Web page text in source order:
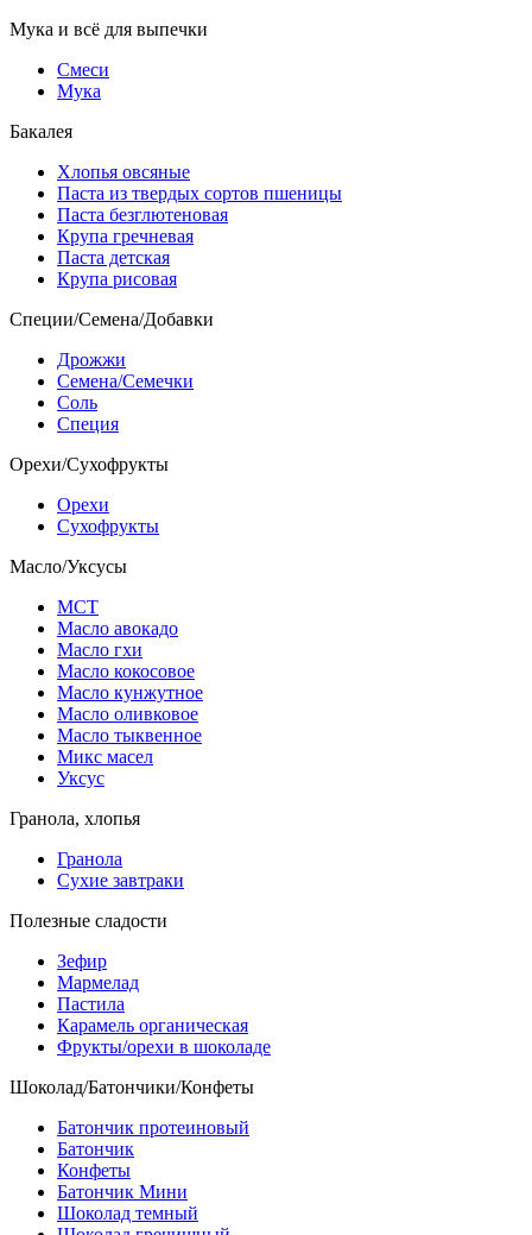
Мука и всё для выпечки
Смеси
Мука
Бакалея
Хлопья овсяные
Паста из твердых сортов пшеницы
Паста безглютеновая
Крупа гречневая
Паста детская
Крупа рисовая
Специи/Семена/Добавки
Дрожжи
Семена/Семечки
Соль
Специя
Орехи/Сухофрукты
Орехи
Сухофрукты
Масло/Уксусы
МСТ
Масло авокадо
Масло гхи
Масло кокосовое
Масло кунжутное
Масло оливковое
Масло тыквенное
Микс масел
Уксус
Гранола, хлопья
Гранола
Сухие завтраки
Полезные сладости
Зефир
Мармелад
Пастила
Карамель органическая
Фрукты/орехи в шоколаде
Шоколад/Батончики/Конфеты
Батончик протеиновый
Батончик
Конфеты
Батончик Мини
Шоколад темный